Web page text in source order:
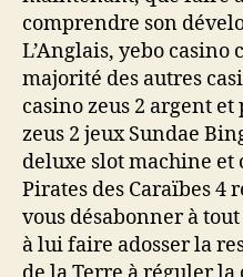
comprendre son
L’Anglais, yebo
majorité des autres
casino zeus 2 argent
zeus 2 jeux Sundae
deluxe slot machine et
Pirates des Caraïbes 4
vous désabonner à
à lui faire adosser la